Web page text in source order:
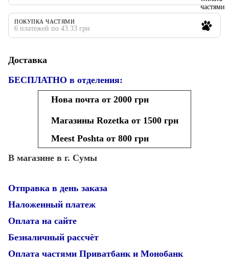
ПОКУПКА ЧАСТЯМИ
6 платежей по 43.33 грн
Доставка
БЕСПЛАТНО в отделения:
Нова почта от 2000 грн
Магазины Rozetka от 1500 грн
Meest Poshta от 800 грн
В магазине в г. Сумы
Отправка в день заказа
Наложенный платеж
Оплата на сайте
Безналичный рассчёт
Оплата частями Приватбанк и Монобанк